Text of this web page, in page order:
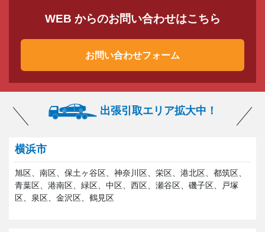
WEB からのお問い合わせはこちら
お問い合わせフォーム
出張引取エリア拡大中！
横浜市
旭区、南区、保土ヶ谷区、神奈川区、栄区、港北区、都筑区、
青葉区、港南区、緑区、中区、西区、瀬谷区、磯子区、戸塚
区、泉区、金沢区、鶴見区